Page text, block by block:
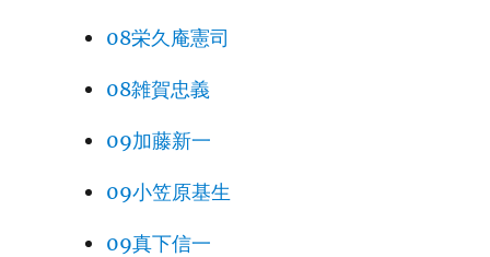
08栄久庵憲司
08雑賀忠義
09加藤新一
09小笠原基生
09真下信一